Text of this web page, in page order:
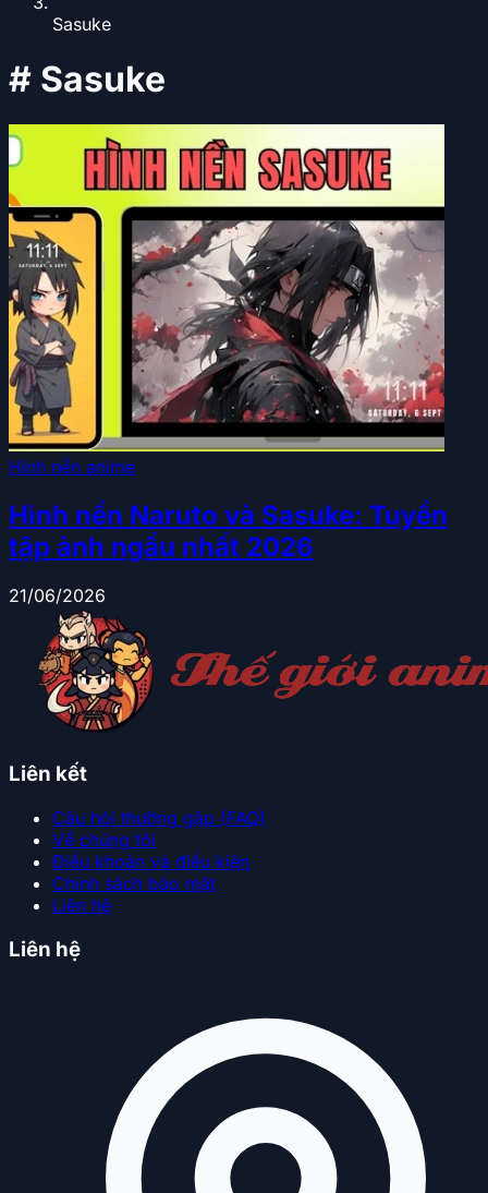
Sasuke
# Sasuke
Hình nền anime
Hình nền Naruto và Sasuke: Tuyển
tập ảnh ngầu nhất 2026
21/06/2026
Liên kết
Câu hỏi thường gặp (FAQ)
Về chúng tôi
Điều khoản và điều kiện
Chính sách bảo mật
Liên hệ
Liên hệ